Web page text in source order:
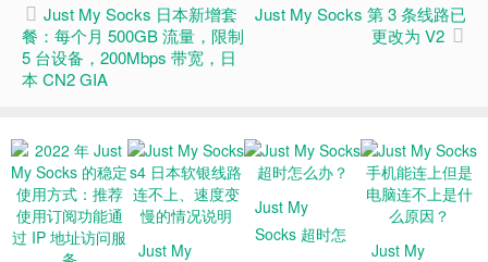
Just My Socks 日本新增套
餐：每个月 500GB 流量，限制
5 台设备，200Mbps 带宽，日
本 CN2 GIA
Just My Socks 第 3 条线路已
更改为 V2
Just My
Just My
Socks 超时怎
Just My